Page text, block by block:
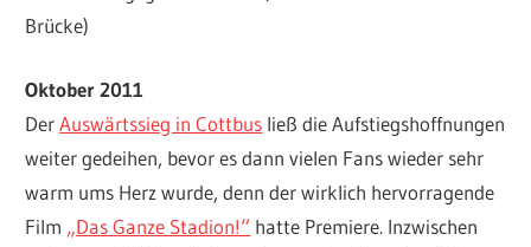
Brücke)
Oktober 2011
DerAuswärtssieg in Cottbus ließ die Aufstiegshoffnungen
weiter gedeihen, bevor es dann vielen Fans wieder sehr
warm ums Herz wurde, denn der wirklich hervorragende
Film „Das Ganze Stadion!“ hatte Premiere. Inzwischen